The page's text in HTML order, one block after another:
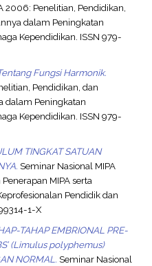
2006: Penelitian, Pendidikan,
dalam Peningkatan
Kependidikan. ISSN 979-
Fungsi Harmonik.
Pendidikan, dan
dalam Peningkatan
Kependidikan. ISSN 979-
TINGKAT SATUAN
Seminar Nasional MIPA
MIPA serta
Pendidik dan
1-X
TAHAP EMBRIONAL PRE-
(Limulus polyphemus)
NORMAL. Seminar Nasional